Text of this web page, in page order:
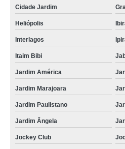
empresa de panetone trufado gourmet
panetones trufados de chocolate
panetones recheado trufados Mooca
panetone trufado chocolate Alto do Pari
mini panetone trufado Parque do Chaves
panetone recheado trufado Jockey Clube
mini panetones trufados Rio Claro
preço de chocotone trufado chocolate
panetone trufado caseiro preço Mooca
Cidade Jardim
Heliópolis
Interlagos
Itaim Bibi
Jardim América
Jardim Marajoara
Jardim Paulistano
Jardim Ângela
Jockey Club